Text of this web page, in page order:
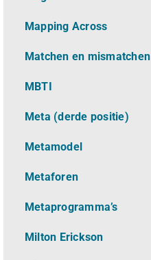
Mapping Across
Matchen en mismatchen
MBTI
Meta (derde positie)
Metamodel
Metaforen
Metaprogramma’s
Milton Erickson